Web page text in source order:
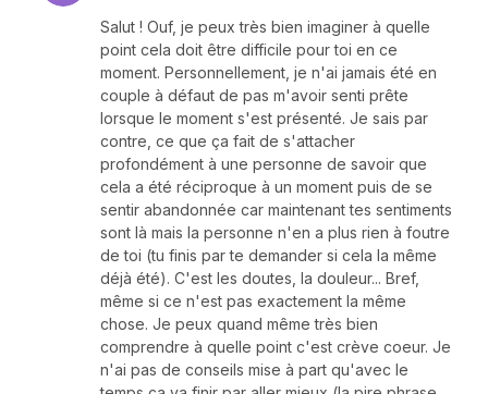
Salut ! Ouf, je peux très bien imaginer à quelle
point cela doit être difficile pour toi en ce
moment. Personnellement, je n'ai jamais été en
couple à défaut de pas m'avoir senti prête
lorsque le moment s'est présenté. Je sais par
contre, ce que ça fait de s'attacher
profondément à une personne de savoir que
cela a été réciproque à un moment puis de se
sentir abandonnée car maintenant tes sentiments
sont là mais la personne n'en a plus rien à foutre
de toi (tu finis par te demander si cela la même
déjà été). C'est les doutes, la douleur... Bref,
même si ce n'est pas exactement la même
chose. Je peux quand même très bien
comprendre à quelle point c'est crève coeur. Je
n'ai pas de conseils mise à part qu'avec le